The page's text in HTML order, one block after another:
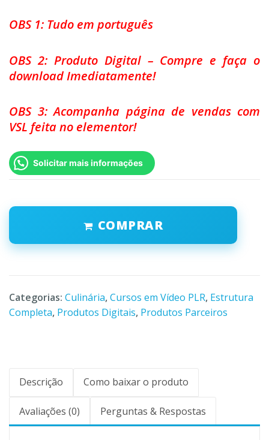
OBS 1: Tudo em português
OBS 2: Produto Digital – Compre e faça o
download Imediatamente!
OBS 3: Acompanha página de vendas com
VSL feita no elementor!
Solicitar mais informações
COMPRAR
Categorias: Culinária,Cursos em Vídeo PLR, Estrutura
Completa, Produtos Digitais, Produtos Parceiros
Descrição Como baixar o produto
Avaliações (0) Perguntas & Respostas